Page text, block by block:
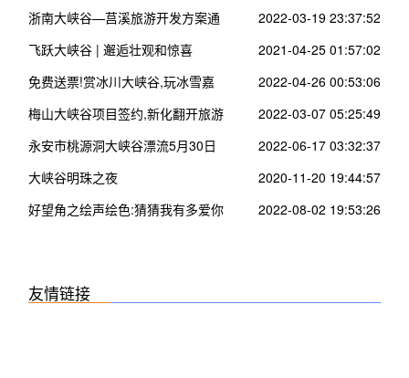
~看200米瀑布 空中走钢索
浙南大峡谷—莒溪旅游开发方案通
过评审进入施工设计实施阶段
2022-03-19 23:37:52
飞跃大峡谷 | 邂逅壮观和惊喜
2021-04-25 01:57:02
免费送票!赏冰川大峡谷,玩冰雪嘉
年华~
2022-04-26 00:53:06
梅山大峡谷项目签约,新化翻开旅游
新篇章
2022-03-07 05:25:49
永安市桃源洞大峡谷漂流5月30日
正式启动,明天进入试营业!
2022-06-17 03:32:37
大峡谷明珠之夜
2020-11-20 19:44:57
好望角之绘声绘色:猜猜我有多爱你
2022-08-02 19:53:26
友情链接